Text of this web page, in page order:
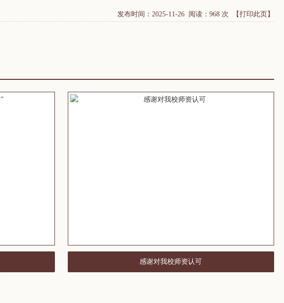
发布时间：2025-11-26 阅读：968 次 【打印此页】
感谢对我校师资认可